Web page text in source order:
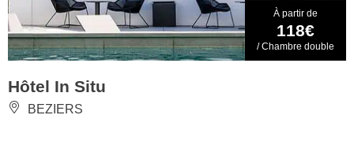
À partir de
118€
/ Chambre double
Hôtel In Situ
BEZIERS